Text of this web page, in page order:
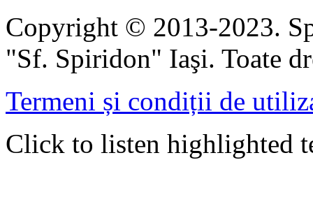
Copyright © 2013-2023.
"Sf. Spiridon" Iaşi. Toate
Termeni și condiții de
Click to listen highlighted